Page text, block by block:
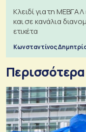
Κλειδί για τη
και σε κανάλια
ετικέτα
Κωνσταντίνος